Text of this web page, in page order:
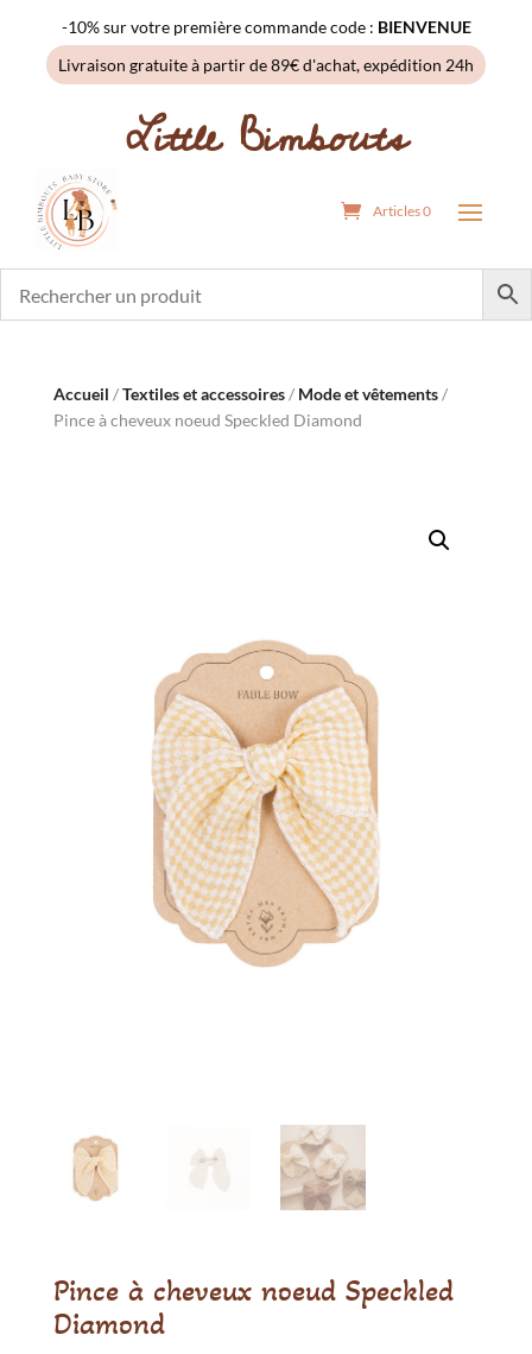
-10% sur votre première commande code : BIENVENUE
Livraison gratuite à partir de 89€ d'achat, expédition 24h
Little Bimbouts
Articles 0
Accueil /Textiles et accessoires/ Mode et vêtements/
Pince à cheveux noeud Speckled Diamond
Pince à cheveux noeud Speckled
Diamond